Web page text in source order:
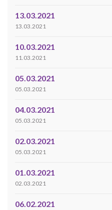
13.03.2021
13.03.2021
10.03.2021
11.03.2021
05.03.2021
05.03.2021
04.03.2021
05.03.2021
02.03.2021
05.03.2021
01.03.2021
02.03.2021
06.02.2021